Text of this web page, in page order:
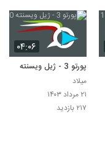
۰۴:۰۶
پورتو 3 - ژیل ویسنته 0
میلاد
۲۱ مرداد ۱۴۰۳
۲۱۷ بازدید